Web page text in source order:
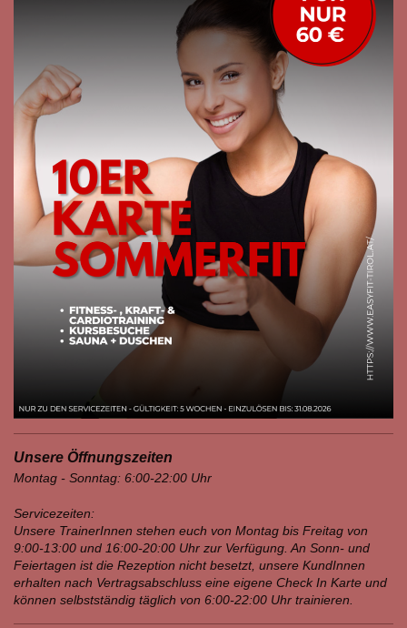
Unsere Öffnungszeiten
Montag - Sonntag: 6:00-22:00 Uhr
Servicezeiten:
Unsere TrainerInnen stehen euch von Montag bis Freitag von
9:00-13:00 und 16:00-20:00 Uhr zur Verfügung. An Sonn- und
Feiertagen ist die Rezeption nicht besetzt, unsere KundInnen
erhalten nach Vertragsabschluss eine eigene Check In Karte und
können selbstständig täglich von 6:00-22:00 Uhr trainieren.